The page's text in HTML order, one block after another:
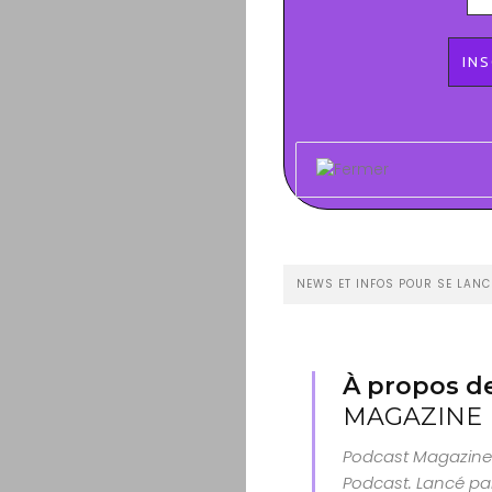
NEWS ET INFOS POUR SE
À propos
MAGAZINE
Podcast
Podcast. Lancé